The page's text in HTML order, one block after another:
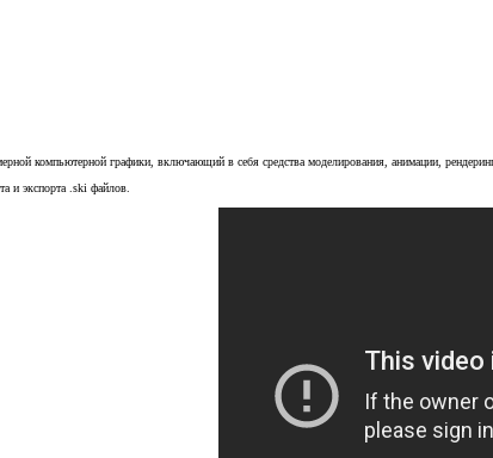
компьютерной графики, включающий в себя средства моделирования, анимации,
и экспорта .ski файлов.